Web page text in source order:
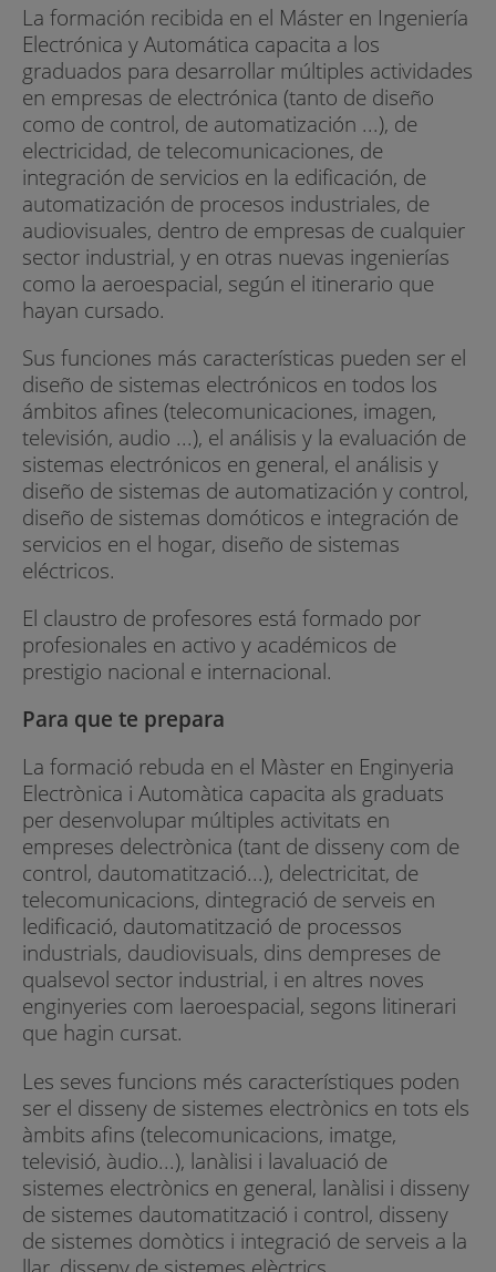
La formación recibida en el Máster en Ingeniería
Electrónica y Automática capacita a los
graduados para desarrollar múltiples actividades
en empresas de electrónica (tanto de diseño
como de control, de automatización ...), de
electricidad, de telecomunicaciones, de
integración de servicios en la edificación, de
automatización de procesos industriales, de
audiovisuales, dentro de empresas de cualquier
sector industrial, y en otras nuevas ingenierías
como la aeroespacial, según el itinerario que
hayan cursado.
Sus funciones más características pueden ser el
diseño de sistemas electrónicos en todos los
ámbitos afines (telecomunicaciones, imagen,
televisión, audio ...), el análisis y la evaluación de
sistemas electrónicos en general, el análisis y
diseño de sistemas de automatización y control,
diseño de sistemas domóticos e integración de
servicios en el hogar, diseño de sistemas
eléctricos.
El claustro de profesores está formado por
profesionales en activo y académicos de
prestigio nacional e internacional.
Para que te prepara
La formació rebuda en el Màster en Enginyeria
Electrònica i Automàtica capacita als graduats
per desenvolupar múltiples activitats en
empreses delectrònica (tant de disseny com de
control, dautomatització...), delectricitat, de
telecomunicacions, dintegració de serveis en
ledificació, dautomatització de processos
industrials, daudiovisuals, dins dempreses de
qualsevol sector industrial, i en altres noves
enginyeries com laeroespacial, segons litinerari
que hagin cursat.
Les seves funcions més característiques poden
ser el disseny de sistemes electrònics en tots els
àmbits afins (telecomunicacions, imatge,
televisió, àudio...), lanàlisi i lavaluació de
sistemes electrònics en general, lanàlisi i disseny
de sistemes dautomatització i control, disseny
de sistemes domòtics i integració de serveis a la